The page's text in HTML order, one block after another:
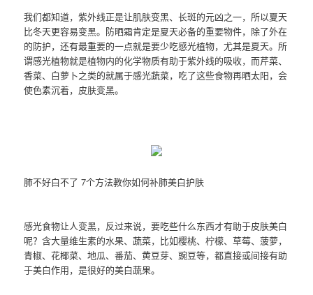
我们都知道，紫外线正是让肌肤变黑、长斑的元凶之一，所以夏天
比冬天更容易变黑。防晒霜肯定是夏天必备的重要物件，除了外在
的防护，还有最重要的一点就是要少吃感光植物，尤其是夏天。所
谓感光植物就是植物内的化学物质有助于紫外线的吸收，而芹菜、
香菜、白萝卜之类的就属于感光蔬菜，吃了这些食物再晒太阳，会
使色素沉着，皮肤变黑。
肺不好白不了 7个方法教你如何补肺美白护肤
感光食物让人变黑，反过来说，要吃些什么东西才有助于皮肤美白
呢？含大量维生素的水果、蔬菜，比如樱桃、柠檬、草莓、菠萝，
青椒、花椰菜、地瓜、番茄、黄豆芽、豌豆等，都直接或间接有助
于美白作用，是很好的美白蔬果。